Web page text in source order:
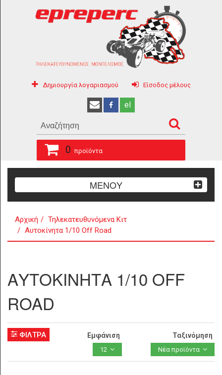
Δημιουργία λογαριασμού Είσοδος μέλους
el
0 προϊόντα
ΜΕΝΟΥ
Αρχική
Τηλεκατευθυνόμενα Κιτ
Αυτοκίνητα 1/10 Off Road
ΑΥΤΟΚΙΝΗΤΑ 1/10 OFF
ROAD
ΦΙΛΤΡΑ Εμφάνιση
12
Ταξινόμηση
Νέα προϊόντα